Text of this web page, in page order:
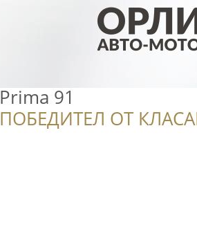
Prima 91
ПОБЕДИТЕЛ ОТ